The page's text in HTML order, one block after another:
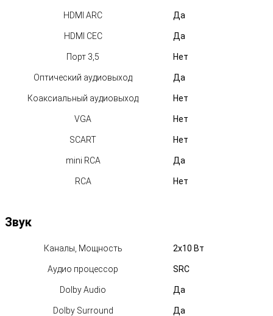
HDMI ARC Да
HDMI CEC Да
Порт 3,5 Нет
Оптический аудиовыход Да
Коаксиальный аудиовыход Нет
VGA Нет
SCART Нет
mini RCA Да
RCA Нет
Звук
Каналы, Мощность 2х10 Вт
Аудио процессор SRC
Dolby Audio Да
Dolby Surround Да